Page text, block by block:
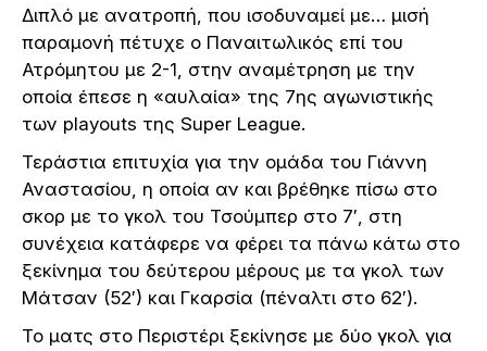
Διπλό με ανατροπή, που ισοδυναμεί με… μισή
παραμονή πέτυχε ο Παναιτωλικός επί του
Ατρόμητου με 2-1, στην αναμέτρηση με την
οποία έπεσε η «αυλαία» της 7ης αγωνιστικής
των playouts της Super League.
Τεράστια επιτυχία για την ομάδα του Γιάννη
Αναστασίου, η οποία αν και βρέθηκε πίσω στο
σκορ με το γκολ του Τσούμπερ στο 7′, στη
συνέχεια κατάφερε να φέρει τα πάνω κάτω στο
ξεκίνημα του δεύτερου μέρους με τα γκολ των
Μάτσαν (52′) και Γκαρσία (πέναλτι στο 62′).
Το ματς στο Περιστέρι ξεκίνησε με δύο γκολ για